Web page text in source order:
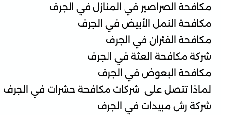
مكافحة الصراصير في المنازل في الجرف
مكافحة النمل الأبيض في الجرف
مكافحة الفئران في الجرف
شركة مكافحة العثة في الجرف
مكافحة البعوض في الجرف
لماذا تتصل على شركات مكافحة حشرات في الجرف
شركة رش مبيدات في الجرف